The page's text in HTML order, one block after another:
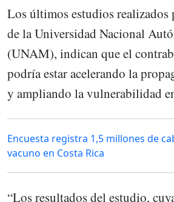
Los últimos estudios realizados
de la Universidad Nacional
(UNAM), indican que el
podría estar acelerando la
y ampliando la vulnerabilidad
Encuesta registra 1,5 millones de
vacuno en Costa Rica
“Los resultados del estudio,